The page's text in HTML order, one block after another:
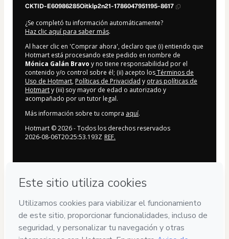
CKTID-E60986285Oitklp2n21-1786047951195-8617
¿Se completó tu información automáticamente?
Haz clic aquí para saber más.
Al hacer clic en 'Comprar ahora', declaro que (i) entiendo que
Hotmart está procesando este pedido en nombre de
Mónica Galán Bravo y no tiene responsabilidad por el
contenido y/o control sobre él; (ii) acepto losTérminos de
Uso de Hotmart, Políticas de Privacidad y otras políticas de
Hotmarty (iii) soy mayor de edad o autorizado y
acompañado por un tutor legal.
Más información sobre tu compra aquí.
Hotmart ©2026- Todos los derechos reservados
2026-08-06T20:25:53.193Z REF.
Tu información está 100% segura